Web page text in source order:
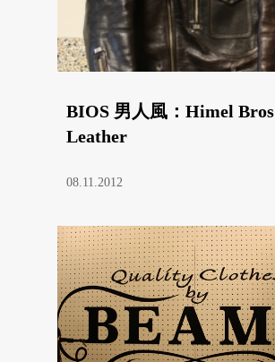
BIOS 男人風：Himel Bros
Leather
08.11.2012